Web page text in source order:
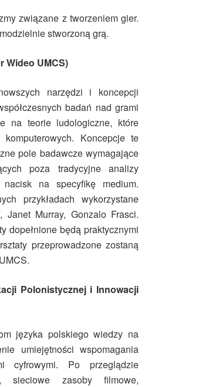
związane z tworzeniem gier.
stworzoną grą.
Wideo UMCS)
narzędzi i koncepcji
badań nad grami
na teorie ludologiczne, które
Koncepcje te
pole badawcze wymagające
poza tradycyjne analizy
na specyfikę medium.
przykładach wykorzystane
Murray, Gonzalo Frasci.
dopełnione będą praktycznymi
przeprowadzone zostaną
Polonistycznej i Innowacji
języka polskiego wiedzy na
umiejętności wspomagania
cyfrowymi. Po przeglądzie
sieciowe zasoby filmowe,